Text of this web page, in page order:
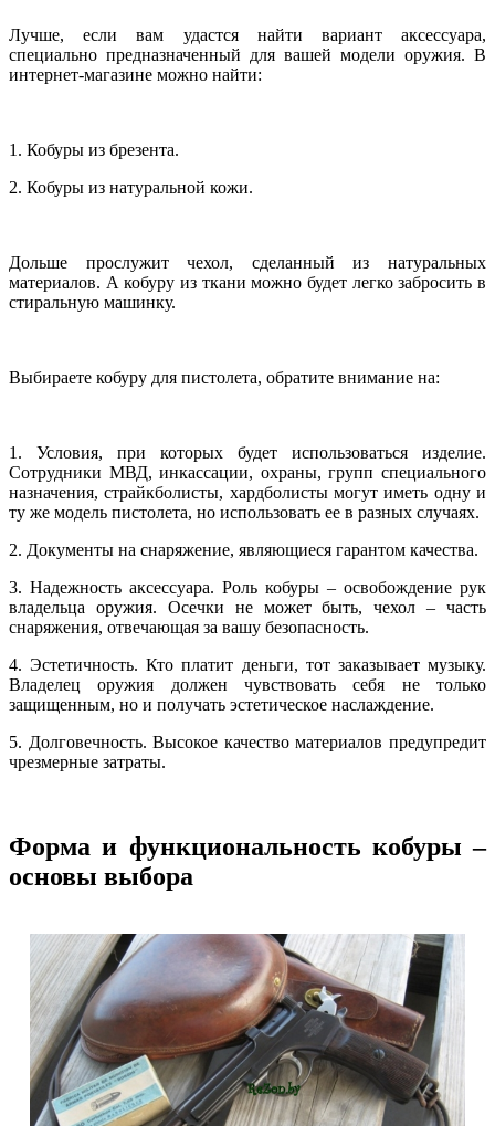
Лучше, если вам удастся найти вариант аксессуара,
специально предназначенный для вашей модели оружия. В
интернет-магазине можно найти:
1. Кобуры из брезента.
2. Кобуры из натуральной кожи.
Дольше прослужит чехол, сделанный из натуральных
материалов. А кобуру из ткани можно будет легко забросить в
стиральную машинку.
Выбираете кобуру для пистолета, обратите внимание на:
1. Условия, при которых будет использоваться изделие.
Сотрудники МВД, инкассации, охраны, групп специального
назначения, страйкболисты, хардболисты могут иметь одну и
ту же модель пистолета, но использовать ее в разных случаях.
2. Документы на снаряжение, являющиеся гарантом качества.
3. Надежность аксессуара. Роль кобуры – освобождение рук
владельца оружия. Осечки не может быть, чехол – часть
снаряжения, отвечающая за вашу безопасность.
4. Эстетичность. Кто платит деньги, тот заказывает музыку.
Владелец оружия должен чувствовать себя не только
защищенным, но и получать эстетическое наслаждение.
5. Долговечность. Высокое качество материалов предупредит
чрезмерные затраты.
Форма и функциональность кобуры –
основы выбора